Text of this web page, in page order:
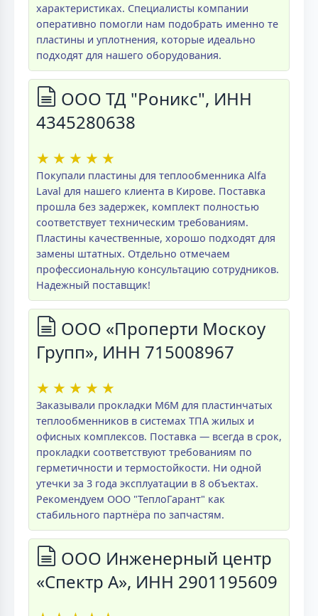
характеристиках. Специалисты компании
оперативно помогли нам подобрать именно те
пластины и уплотнения, которые идеально
подходят для нашего оборудования.
ООО ТД "Роникс", ИНН
4345280638
★ ★ ★ ★ ★
Покупали пластины для теплообменника Alfa
Laval для нашего клиента в Кирове. Поставка
прошла без задержек, комплект полностью
соответствует техническим требованиям.
Пластины качественные, хорошо подходят для
замены штатных. Отдельно отмечаем
профессиональную консультацию сотрудников.
Надежный поставщик!
ООО «Проперти Москоу
Групп», ИНН 715008967
★ ★ ★ ★ ★
Заказывали прокладки M6M для пластинчатых
теплообменников в системах ТПА жилых и
офисных комплексов. Поставка — всегда в срок,
прокладки соответствуют требованиям по
герметичности и термостойкости. Ни одной
утечки за 3 года эксплуатации в 8 объектах.
Рекомендуем ООО "ТеплоГарант" как
стабильного партнёра по запчастям.
ООО Инженерный центр
«Спектр А», ИНН 2901195609